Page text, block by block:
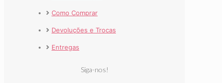
Como Comprar
Devoluções e Trocas
Entregas
Siga-nos!